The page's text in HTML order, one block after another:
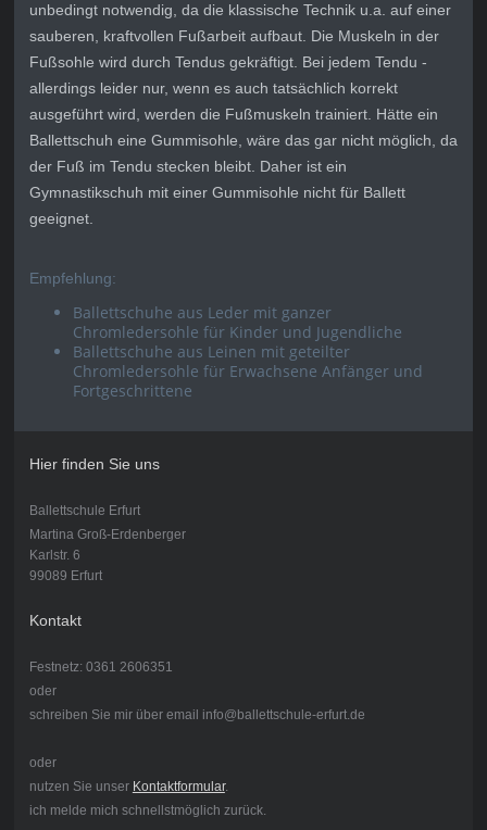
unbedingt notwendig, da die klassische Technik u.a. auf einer
sauberen, kraftvollen Fußarbeit aufbaut. Die Muskeln in der
Fußsohle wird durch Tendus gekräftigt. Bei jedem Tendu -
allerdings leider nur, wenn es auch tatsächlich korrekt
ausgeführt wird, werden die Fußmuskeln trainiert. Hätte ein
Ballettschuh eine Gummisohle, wäre das gar nicht möglich, da
der Fuß im Tendu stecken bleibt. Daher ist ein
Gymnastikschuh mit einer Gummisohle nicht für Ballett
geeignet.
Empfehlung:
Ballettschuhe aus Leder mit ganzer
Chromledersohle für Kinder und Jugendliche
Ballettschuhe aus Leinen mit geteilter
Chromledersohle für Erwachsene Anfänger und
Fortgeschrittene
Hier finden Sie uns
Ballettschule Erfurt
Martina Groß-Erdenberger
Karlstr. 6
99089 Erfurt
Kontakt
Festnetz: 0361 2606351
oder
schreiben Sie mir über email info@ballettschule-erfurt.de
oder
nutzen Sie unser Kontaktformular.
ich melde mich schnellstmöglich zurück.